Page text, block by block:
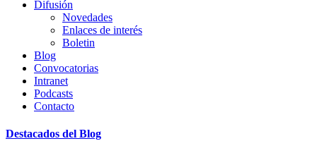
Difusión
Novedades
Enlaces de interés
Boletin
Blog
Convocatorias
Intranet
Podcasts
Contacto
Destacados del Blog